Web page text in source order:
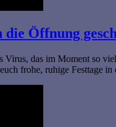
die Öffnung
Virus, das im Moment so
frohe, ruhige Festtage